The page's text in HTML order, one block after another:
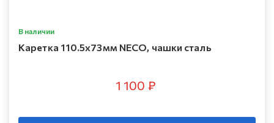
В наличии
Каретка 110.5х73мм NECO, чашки сталь
1 100 ₽